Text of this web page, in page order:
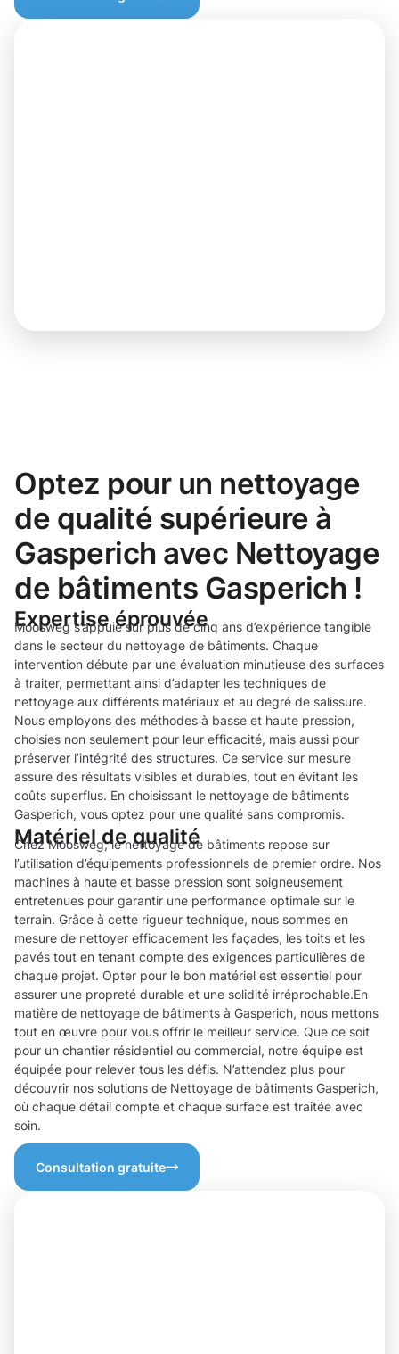
Optez pour un nettoyage
de qualité supérieure à
Gasperich avec Nettoyage
de bâtiments Gasperich !
Expertise éprouvée
Moosweg s’appuie sur plus de cinq ans d’expérience tangible
dans le secteur du nettoyage de bâtiments. Chaque
intervention débute par une évaluation minutieuse des surfaces
à traiter, permettant ainsi d’adapter les techniques de
nettoyage aux différents matériaux et au degré de salissure.
Nous employons des méthodes à basse et haute pression,
choisies non seulement pour leur efficacité, mais aussi pour
préserver l’intégrité des structures. Ce service sur mesure
assure des résultats visibles et durables, tout en évitant les
coûts superflus. En choisissant le nettoyage de bâtiments
Gasperich, vous optez pour une qualité sans compromis.
Matériel de qualité
Chez Moosweg, le nettoyage de bâtiments repose sur
l’utilisation d’équipements professionnels de premier ordre. Nos
machines à haute et basse pression sont soigneusement
entretenues pour garantir une performance optimale sur le
terrain. Grâce à cette rigueur technique, nous sommes en
mesure de nettoyer efficacement les façades, les toits et les
pavés tout en tenant compte des exigences particulières de
chaque projet. Opter pour le bon matériel est essentiel pour
assurer une propreté durable et une solidité irréprochable.En
matière de nettoyage de bâtiments à Gasperich, nous mettons
tout en œuvre pour vous offrir le meilleur service. Que ce soit
pour un chantier résidentiel ou commercial, notre équipe est
équipée pour relever tous les défis. N’attendez plus pour
découvrir nos solutions de Nettoyage de bâtiments Gasperich,
où chaque détail compte et chaque surface est traitée avec
soin.
Consultation gratuite